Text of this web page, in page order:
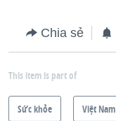
Chia sẻ
This item is part of
Sức khỏe Việt Nam